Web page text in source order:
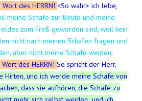
des HERRN! <So wahr> ich lebe,
meine Schafe zur Beute und meine
zum Fraß geworden sind, weil kein
nicht nach meinen Schafen fragen und
aber nicht meine Schafe weiden,
des HERRN!So spricht der Herr,
Hirten, und ich werde meine Schafe von
dass sie aufhören, die Schafe zu